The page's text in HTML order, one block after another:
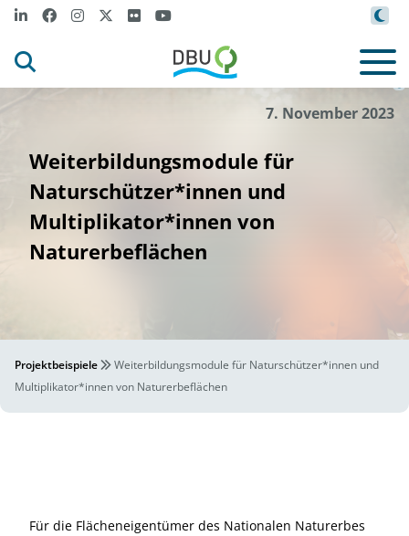
Canva
vo
Da
, Ge
t
I
7. November 2023
Weiterbildungsmodule für
Naturschützer*innen und
Multiplikator*innen von
Naturerbeflächen
Projektbeispiele
Weiterbildungsmodule für Naturschützer*innen und
Multiplikator*innen von Naturerbeflächen
Für die Flächeneigentümer des Nationalen Naturerbes